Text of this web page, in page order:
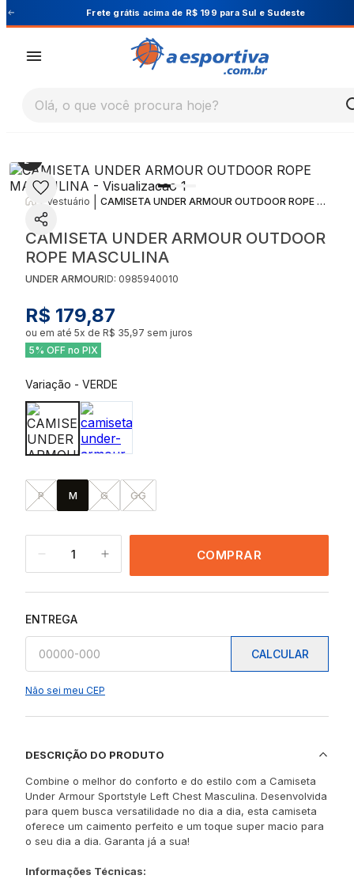
Cupom PRIMEIRA10 para 10% OFF na 1ª compra
Olá, o que você procura hoje?
Vestuário CAMISETA UNDER ARMOUR OUTDOOR ROPE MASCULINA
CAMISETA UNDER ARMOUR OUTDOOR
ROPE MASCULINA
UNDER ARMOURID: 0985940010
R$ 179,87
ou em até 5x de R$ 35,97 sem juros
5% OFF no PIX
Variação - VERDE
P M G GG
1 COMPRAR
ENTREGA
CALCULAR
Não sei meu CEP
DESCRIÇÃO DO PRODUTO
Combine o melhor do conforto e do estilo com a Camiseta
Under Armour Sportstyle Left Chest Masculina. Desenvolvida
para quem busca versatilidade no dia a dia, esta camiseta
oferece um caimento perfeito e um toque super macio para
o seu dia a dia. Garanta já a sua!
Informações Técnicas: